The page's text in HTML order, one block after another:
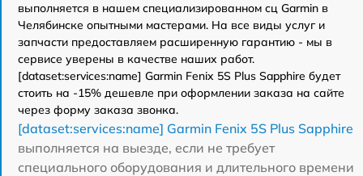
выполняется в нашем специализированном сц Garmin в
Челябинске опытными мастерами. На все виды услуг и
запчасти предоставляем расширенную гарантию - мы в
сервисе уверены в качестве наших работ.
[dataset:services:name] Garmin Fenix 5S Plus Sapphire будет
стоить на -15% дешевле при оформлении заказа на сайте
через форму заказа звонка.
[dataset:services:name] Garmin Fenix 5S Plus Sapphire
выполняется на выезде, если не требует
специального оборудования и длительного времени